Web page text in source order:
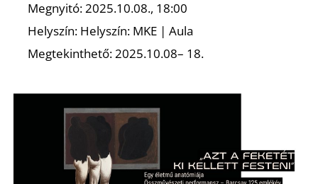
Megnyitó: 2025.10.08., 18:00
Helyszín: Helyszín: MKE | Aula
Megtekinthető: 2025.10.08– 18.